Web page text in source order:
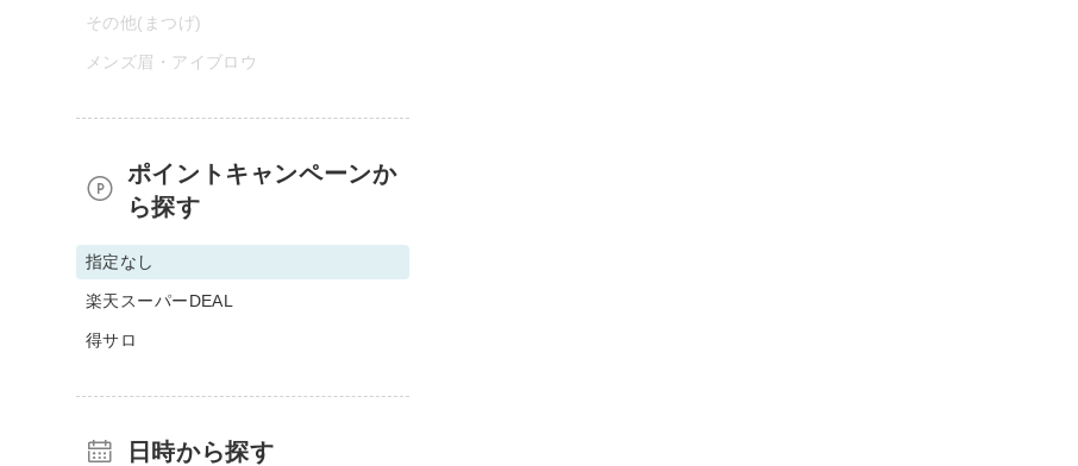
その他(まつげ)
メンズ眉・アイブロウ
ポイントキャンペーンか
ら探す
指定なし
楽天スーパーDEAL
得サロ
日時から探す